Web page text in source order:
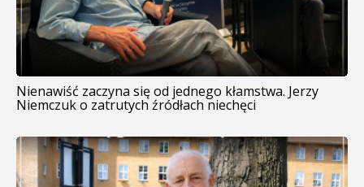
Nienawiść zaczyna się od jednego kłamstwa. Jerzy
Niemczuk o zatrutych źródłach niechęci